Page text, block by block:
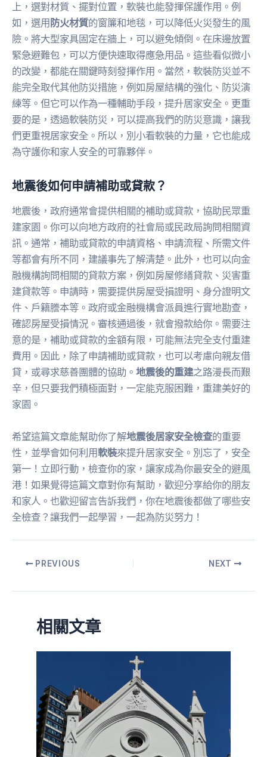
上，選對材質、擺對位置，軟裝也能發揮保護作用。例
如，選用 防火材質的窗簾和地毯，可以降低火災發生的風
險。將大型家具固定在牆上，可以避免傾倒。在床邊放置
緊急避難包，可以方便快速取得應急用品。這些看似微小
的改變，都能在關鍵時刻發揮作用。當然，軟裝防災並不
能完全取代其他防災措施，例如房屋結構的強化、防災演
練等。但它可以作為一種輔助手段，提升居家安全。更重
要的是，透過軟裝防災，可以提高我們的防災意識，讓我
們更重視居家安全。所以，別小看軟裝的力量，它也能成
為守護你和家人安全的可靠夥伴。
地震後如何申請補助或貸款？
地震後，政府通常會提供相關的補助或貸款，協助民眾重
建家園。你可以向地方政府的社會局或民政局詢問相關資
訊。通常，補助或貸款的申請資格、申請流程、所需文件
等都會有所不同，建議事先了解清楚。此外，也可以向金
融機構詢問相關的貸款方案，例如房屋修繕貸款、災害重
建貸款等。申請時，需要提供房屋受損證明、身分證明文
件、戶籍謄本等。政府或金融機構會派員進行實地勘查，
確認房屋受損情況。審核通過後，就會撥款給你。需要注
意的是，補助或貸款的金額有限，可能無法完全支付重建
費用。因此，除了申請補助或貸款，也可以考慮向親友借
貸，或尋求慈善團體的協助。 地震後的重建之路漫長而艱
辛，但只要我們積極面對，一定能克服困難，重建美好的
家園。
希望這篇文章能幫助你了解地震後居家安全檢查的重要
性，並學會如何利用軟裝來提升居家安全。別忘了，安全
第一！立即行動，檢查你的家，讓家成為你最安全的避風
港！如果覺得這篇文章對你有幫助，歡迎分享給你的朋友
和家人。也歡迎留言告訴我們，你在地震後都做了哪些安
全檢查？讓我們一起學習，一起為防災努力！
PREVIOUS NEXT
相關文章